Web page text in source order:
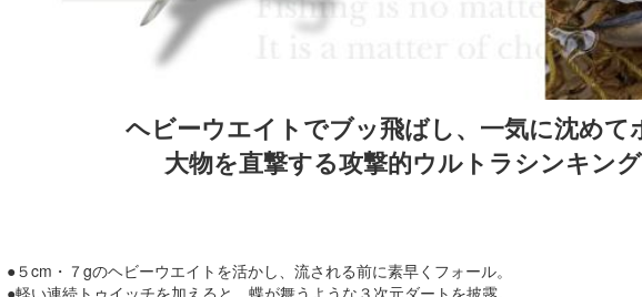
ヘビーウエイトでブッ飛ばし、一気に沈めて
大物を直撃する攻撃的ウルトラシンキング
●５cm・７gのヘビーウエイトを活かし、流される前に素早くフォール。
●軽い連続トゥイッチを加えると、蝶が舞うような３次元ダートを披露。